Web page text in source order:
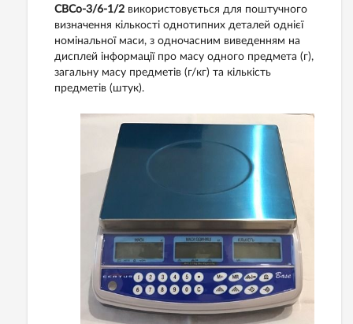
СВСо-3/6-1/2 використовується для поштучного
визначення кількості однотипних деталей однієї
номінальної маси, з одночасним виведенням на
дисплей інформації про масу одного предмета (г),
загальну масу предметів (г/кг) та кількість
предметів (штук).